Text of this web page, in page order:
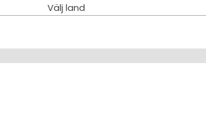
Välj land